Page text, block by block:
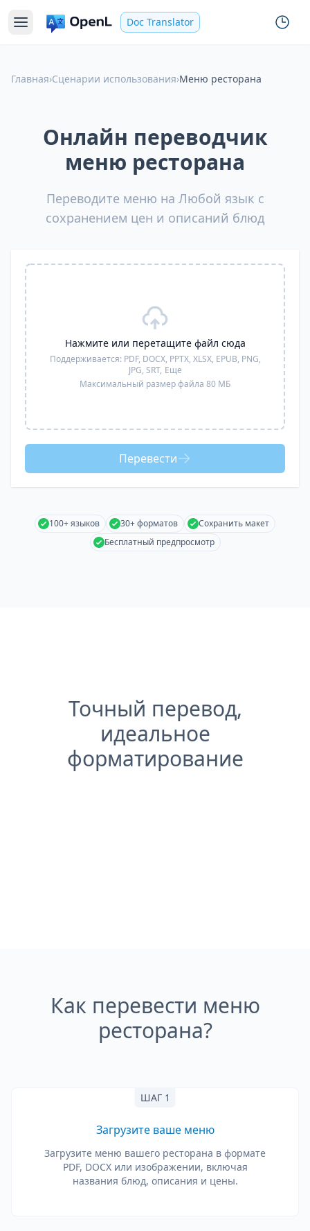
Doc Translator
Главная›Сценарии использования›Меню ресторана
Онлайн переводчик
меню ресторана
Переводите меню на Любой язык с
сохранением цен и описаний блюд
Нажмите или перетащите файл сюда
Поддерживается: PDF, DOCX, PPTX, XLSX, EPUB, PNG,
JPG, SRT, Еще
Максимальный размер файла 80 МБ
Перевести
100+ языков 30+ форматов
Сохранить макет
Бесплатный предпросмотр
Точный перевод,
идеальное
форматирование
Как перевести меню
ресторана?
ШАГ 1
Загрузите ваше меню
Загрузите меню вашего ресторана в формате
PDF, DOCX или изображении, включая
названия блюд, описания и цены.